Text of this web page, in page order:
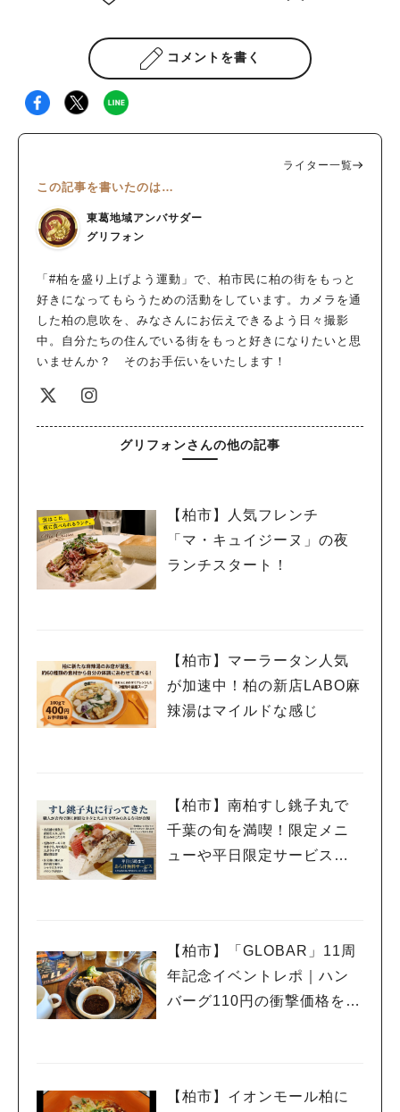
コメントを書く
ライター一覧
この記事を書いたのは…
東葛地域アンバサダー
グリフォン
「#柏を盛り上げよう運動」で、柏市民に柏の街をもっと
好きになってもらうための活動をしています。カメラを通
した柏の息吹を、みなさんにお伝えできるよう日々撮影
中。自分たちの住んでいる街をもっと好きになりたいと思
いませんか？ そのお手伝いをいたします！
グリフォンさんの他の記事
【柏市】人気フレンチ
「マ・キュイジーヌ」の夜
ランチスタート！
【柏市】マーラータン人気
が加速中！柏の新店LABO麻
辣湯はマイルドな感じ
【柏市】南柏すし銚子丸で
千葉の旬を満喫！限定メニ
ューや平日限定サービスを
【柏市】「GLOBAR」11周
年記念イベントレポ｜ハン
バーグ110円の衝撃価格を体
【柏市】イオンモール柏に